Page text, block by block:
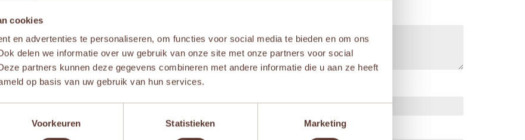
cookies
en advertenties te personaliseren, om functies voor social media te bieden en om ons
delen we informatie over uw gebruik van onze site met onze partners voor social
partners kunnen deze gegevens combineren met andere informatie die u aan ze heeft
op basis van uw gebruik van hun services.
Voorkeuren Statistieken Marketing